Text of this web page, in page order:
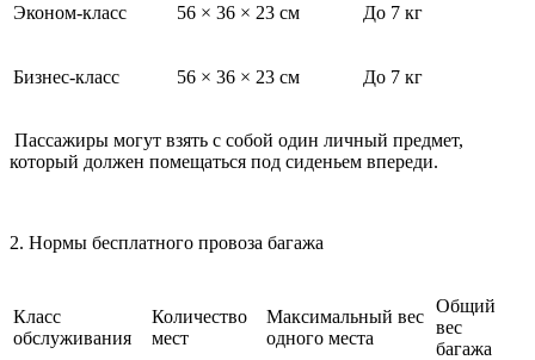
Эконом-класс 56 × 36 × 23 см До 7 кг
Бизнес-класс 56 × 36 × 23 см До 7 кг
Пассажиры могут взять с собой один личный предмет,
который должен помещаться под сиденьем впереди.
2. Нормы бесплатного провоза багажа
Класс
обслуживания
Количество
мест
Максимальный вес
одного места
Общий
вес
багажа